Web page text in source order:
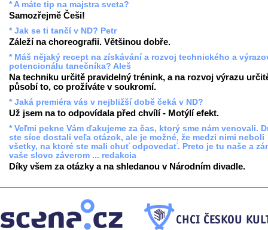
* A máte tip na majstra sveta?
Samozřejmě Češi!
* Jak se ti tančí v ND? Petr
Záleží na choreografii. Většinou dobře.
* Máš nějaký recept na získávání a rozvoj technického a
potencionálu tanečníka? Aleš
Na techniku určitě pravidelný trénink, a na rozvoj výrazu
působí to, co prožíváte v soukromí.
* Jaká premiéra vás v nejbližší době čeká v ND?
Už jsem na to odpovídala před chvílí - Motýlí efekt.
* Veľmi pekne Vám ďakujeme za čas, ktorý sme nám venovali.
ste síce dostali veľa otázok, ale je možné, že medzi nimi neboli
všetky, na ktoré ste mali chuť odpovedať. Preto je tu naše a
vaše slovo záverom ... redakcia
Díky všem za otázky a na shledanou v Národním divadle.